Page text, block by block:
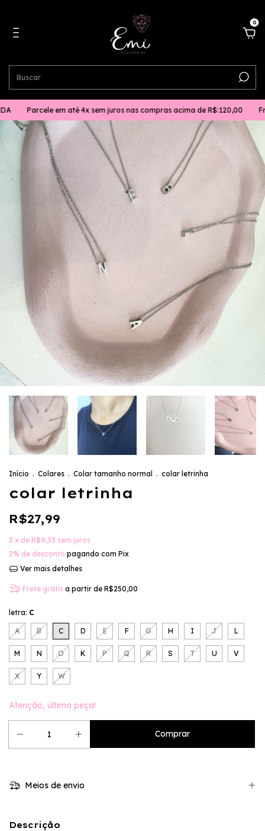
0
Parcele em até 4x sem juros nas compras acima de R$:120,00
Início . Colares . Colar tamanho normal . colar letrinha
colar letrinha
R$27,99
3 x de R$9,33 sem juros
2% de desconto pagando com Pix
Ver mais detalhes
Frete grátis a partir de R$250,00
letra: C
A B C D E F G H I J L
M N O K P Q R S T U V
X Y W
Atenção, última peça!
Meios de envio
Descrição